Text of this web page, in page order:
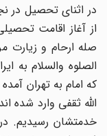
در اثنای تحصیل در
از آغاز اقامت
صله ارحام و زیارت
الصلوه والسلام به
که امام به تهران
الله ثقفی وارد شده
خدمتشان رسیدیم.